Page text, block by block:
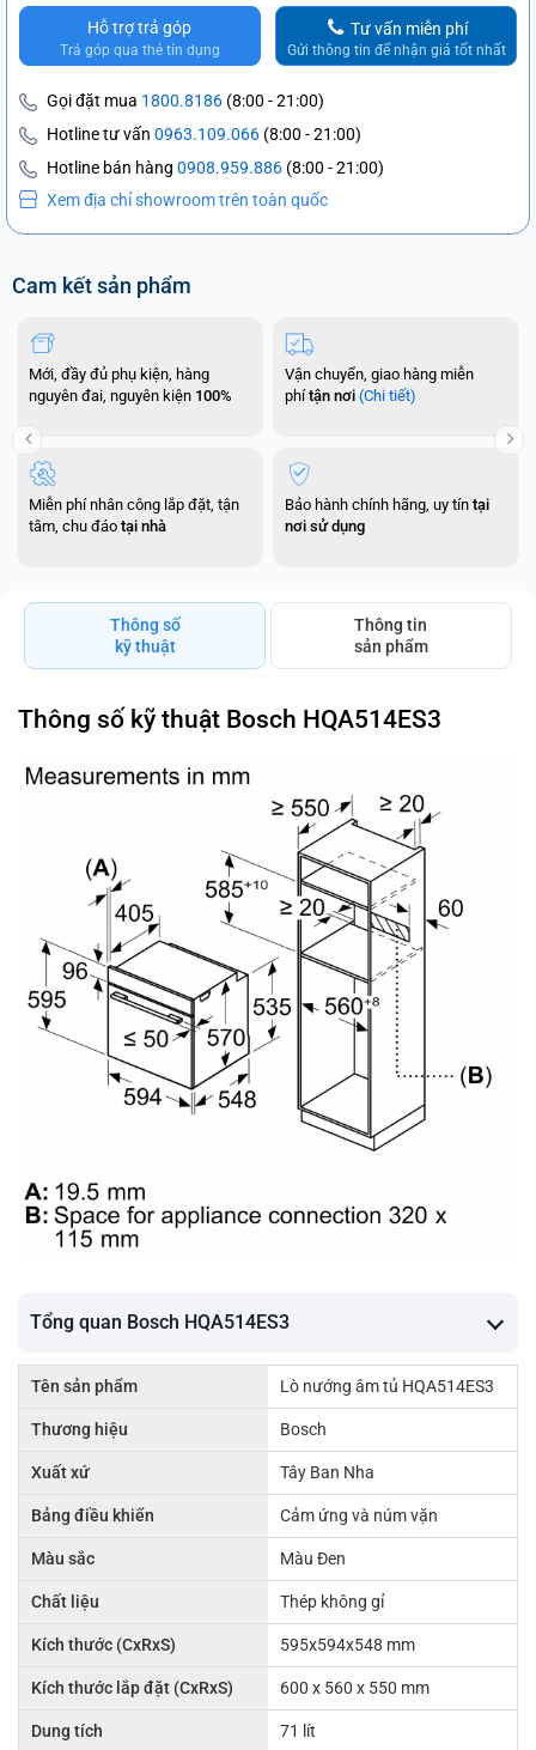
Hỗ trợ trả góp
Trả góp qua thẻ tín dụng
Tư vấn miễn phí
Gửi thông tin để nhận giá tốt nhất
Gọi đặt mua 1800.8186 (8:00 - 21:00)
Hotline tư vấn 0963.109.066 (8:00 - 21:00)
Hotline bán hàng 0908.959.886 (8:00 - 21:00)
Xem địa chỉ showroom trên toàn quốc
Cam kết sản phẩm
Mới, đầy đủ phụ kiện, hàng
nguyên đai, nguyên kiện 100%
Vận chuyển, giao hàng miễn
phítận nơi (Chi tiết)
Miễn phí nhân công lắp đặt, tận
tâm, chu đáotại nhà
Bảo hành chính hãng, uy tíntại
nơi sử dụng
Thông số
kỹ thuật
Thông tin
sản phẩm
Thông số kỹ thuật Bosch HQA514ES3
Tổng quan Bosch HQA514ES3
Tên sản phẩm Lò nướng âm tủ HQA514ES3
Thương hiệu Bosch
Xuất xứ Tây Ban Nha
Bảng điều khiển Cảm ứng và núm vặn
Màu sắc Màu Đen
Chất liệu Thép không gỉ
Kích thước (CxRxS) 595x594x548 mm
Kích thước lắp đặt (CxRxS) 600 x 560 x 550 mm
Dung tích 71 lít